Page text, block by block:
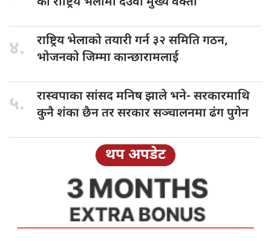
४. राष्ट्रिय भेलाकोतयारी गर्न ३२ समिति गठन,
भोजनको जिम्मा कान्छारामलाई
५. रास्वपाका सांसदमनिष झाले भने- सरकारमाथि
कुनै शंका छैन तर सरकार सञ्चालनमा ढंग पुगेन
थप अपडेट